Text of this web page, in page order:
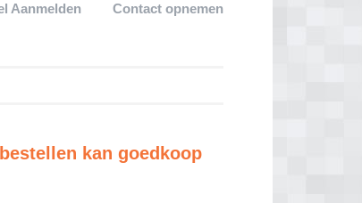
Aanmelden Contact opnemen
kan goedkoop